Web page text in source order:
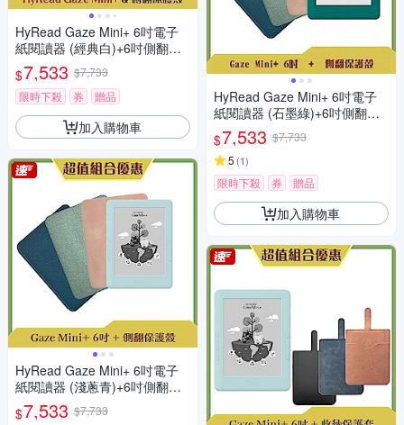
HyRead Gaze Mini+ 6吋電子
紙閱讀器 (經典白)+6吋側翻保
護殼
$7,533 $7,733
限時下殺
券 贈品
加入購物車
HyRead Gaze Mini+ 6吋電子
紙閱讀器 (淺蔥青)+6吋側翻保
護殼
$7,533 $7,733
HyRead Gaze Mini+ 6吋電子
紙閱讀器 (石墨綠)+6吋側翻保
護殼
$7,533 $7,733
5 (1)
限時下殺 券 贈品
加入購物車